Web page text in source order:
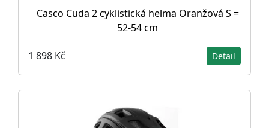
Casco Cuda 2 cyklistická helma Oranžová S =
52-54 cm
1 898 Kč Detail